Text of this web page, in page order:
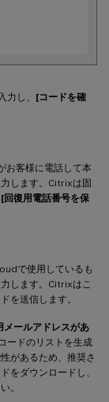
力し、 [コードを確
お客様に電話して本
します。Citrixは固
[回復用電話番号を保
で使用しているも
します。Citrixはこ
を送信します。
メールアドレスがあ
ードのリストを生成
があるため、推奨さ
をダウンロードし、
。